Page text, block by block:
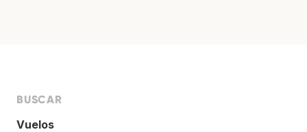
BUSCAR
Vuelos